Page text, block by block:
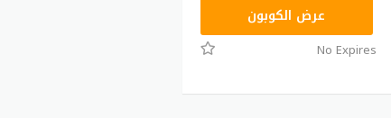
VISA15عرض الكوبون
No Expires